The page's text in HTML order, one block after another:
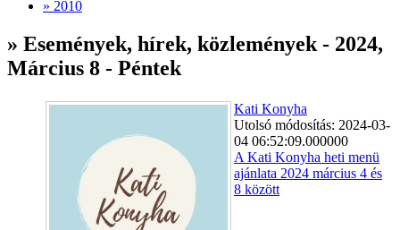
» 2010
» Események, hírek, közlemények - 2024,
Március 8 - Péntek
Kati Konyha
Utolsó módosítás: 2024-03-
04 06:52:09.000000
A Kati Konyha heti menü
ajánlata 2024 március 4 és
8 között